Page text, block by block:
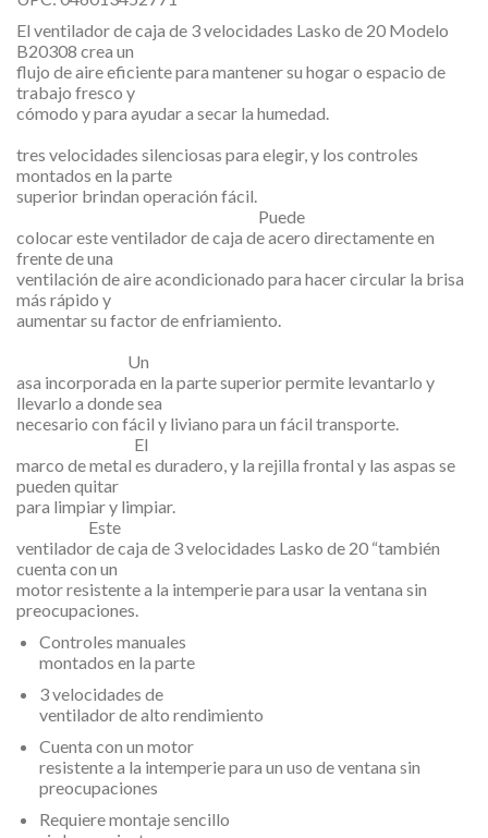
El ventilador de caja de 3 velocidades Lasko de 20 Modelo
B20308 crea un
flujo de aire eficiente para mantener su hogar o espacio de
trabajo fresco y
cómodo y para ayudar a secar la humedad.
tres velocidades silenciosas para elegir, y los controles
montados en la parte
superior brindan operación fácil.
Puede
colocar este ventilador de caja de acero directamente en
frente de una
ventilación de aire acondicionado para hacer circular la brisa
más rápido y
aumentar su factor de enfriamiento.
Un
asa incorporada en la parte superior permite levantarlo y
llevarlo a donde sea
necesario con fácil y liviano para un fácil transporte.
El
marco de metal es duradero, y la rejilla frontal y las aspas se
pueden quitar
para limpiar y limpiar.
Este
ventilador de caja de 3 velocidades Lasko de 20 “también
cuenta con un
motor resistente a la intemperie para usar la ventana sin
preocupaciones.
Controles manuales
montados en la parte
3 velocidades de
ventilador de alto rendimiento
Cuenta con un motor
resistente a la intemperie para un uso de ventana sin
preocupaciones
Requiere montaje sencillo